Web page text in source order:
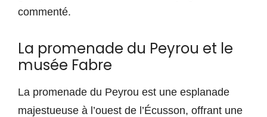
commenté.
La promenade du Peyrou et le
musée Fabre
La promenade du Peyrou est une esplanade
majestueuse à l’ouest de l’Écusson, offrant une